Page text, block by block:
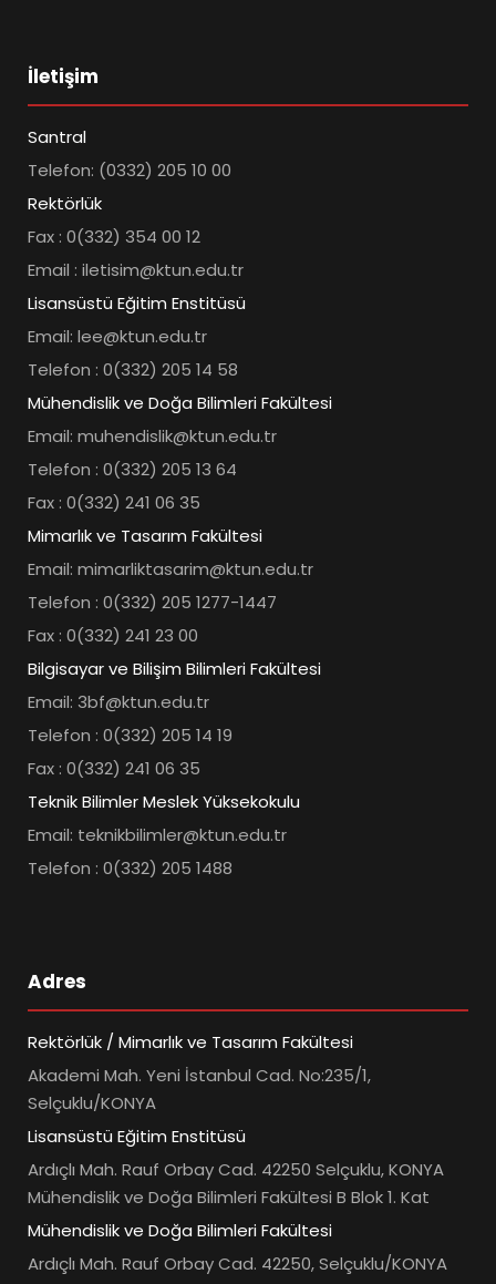
İletişim
Santral
Telefon: (0332) 205 10 00
Rektörlük
Fax : 0(332) 354 00 12
Email : iletisim@ktun.edu.tr
Lisansüstü Eğitim Enstitüsü
Email: lee@ktun.edu.tr
Telefon : 0(332) 205 14 58
Mühendislik ve Doğa Bilimleri Fakültesi
Email: muhendislik@ktun.edu.tr
Telefon : 0(332) 205 13 64
Fax : 0(332) 241 06 35
Mimarlık ve Tasarım Fakültesi
Email: mimarliktasarim@ktun.edu.tr
Telefon : 0(332) 205 1277-1447
Fax : 0(332) 241 23 00
Bilgisayar ve Bilişim Bilimleri Fakültesi
Email: 3bf@ktun.edu.tr
Telefon : 0(332) 205 14 19
Fax : 0(332) 241 06 35
Teknik Bilimler Meslek Yüksekokulu
Email: teknikbilimler@ktun.edu.tr
Telefon : 0(332) 205 1488
Adres
Rektörlük / Mimarlık ve Tasarım Fakültesi
Akademi Mah. Yeni İstanbul Cad. No:235/1,
Selçuklu/KONYA
Lisansüstü Eğitim Enstitüsü
Ardıçlı Mah. Rauf Orbay Cad. 42250 Selçuklu, KONYA
Mühendislik ve Doğa Bilimleri Fakültesi B Blok 1. Kat
Mühendislik ve Doğa Bilimleri Fakültesi
Ardıçlı Mah. Rauf Orbay Cad. 42250, Selçuklu/KONYA